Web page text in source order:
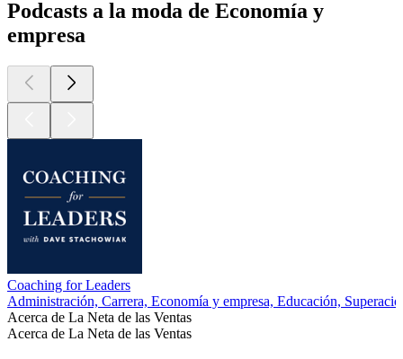
Podcasts a la moda de Economía y
empresa
Coaching for Leaders
Administración, Carrera, Economía y empresa, Educación,
Acerca de La Neta de las Ventas
Acerca de La Neta de las Ventas